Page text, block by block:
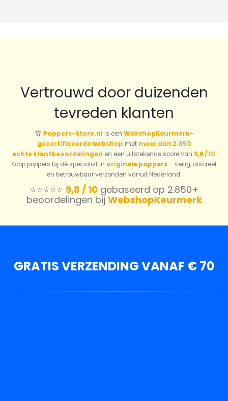
Vertrouwd door duizenden
tevreden klanten
🏆 Poppers-Store.nl is een WebshopKeurmerk-
gecertificeerde webshop met meer dan 2.850
echte klantbeoordelingen en een uitstekende score van 9,8 / 10.
Koop poppers bij dé specialist in originele poppers – veilig, discreet
en betrouwbaar verzonden vanuit Nederland.
⭐️⭐️⭐️⭐️⭐️ 9,8 / 10gebaseerd op 2.850+
beoordelingen bij WebshopKeurmerk
GRATIS VERZENDING VANAF € 70